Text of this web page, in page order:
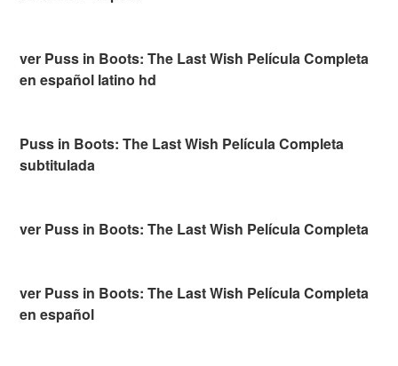
ver Puss in Boots: The Last Wish Película Completa
en español latino hd
Puss in Boots: The Last Wish Película Completa
subtitulada
ver Puss in Boots: The Last Wish Película Completa
ver Puss in Boots: The Last Wish Película Completa
en español